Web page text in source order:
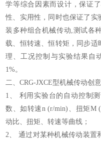
学等综合因素而设计，保证
性、实用性，同时也保证了实
装多种组合机械传动,测试各
载、恒转速、恒转矩，同步适
理、工况控制与实验结果自
1%。
二、CRG-JXCE型机械传动创
1、 利用实验台的自动控制
数、如转速n (r/min)、扭矩M
动比、扭矩、转速等曲线；
2、 通过对某种机械传动装置